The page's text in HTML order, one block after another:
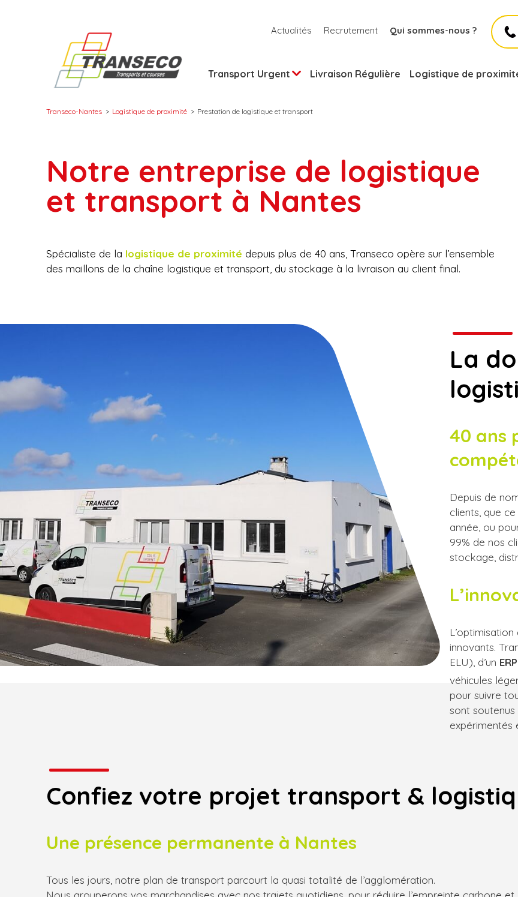
Actualités Recrutement Qui sommes-nous ?
Transport Urgent Livraison Régulière Logistique de
Logistiques des start-ups
Prestation de logistique et transport
Organiser sa logistique
Collecte et envoi du courrier
Transeco-Nantes > Logistique de proximité > Prestation de logistique et transport
Notre entreprise de logistique
et transport à Nantes
Spécialiste de la logistique de proximité depuis plus de 40 ans, Transeco opère sur l’ensemble
des maillons de la chaîne logistique et transport, du stockage à la livraison au client final.
La
40 ans
Depuis de
clients, que
année, ou
99% de nos
stockage,
innovants.
ELU), d’un
véhicules
pour suivre
sont soutenus
expérimentés
Confiez votre projet transport &
Une présence permanente à Nantes
Tous les jours, notre plan de transport parcourt la quasi totalité de l’agglomération.